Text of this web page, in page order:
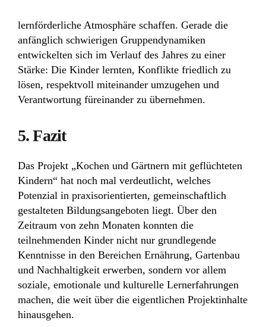
lernförderliche Atmosphäre schaffen. Gerade die
anfänglich schwierigen Gruppendynamiken
entwickelten sich im Verlauf des Jahres zu einer
Stärke: Die Kinder lernten, Konflikte friedlich zu
lösen, respektvoll miteinander umzugehen und
Verantwortung füreinander zu übernehmen.
5. Fazit
Das Projekt „Kochen und Gärtnern mit geflüchteten
Kindern“ hat noch mal verdeutlicht, welches
Potenzial in praxisorientierten, gemeinschaftlich
gestalteten Bildungsangeboten liegt. Über den
Zeitraum von zehn Monaten konnten die
teilnehmenden Kinder nicht nur grundlegende
Kenntnisse in den Bereichen Ernährung, Gartenbau
und Nachhaltigkeit erwerben, sondern vor allem
soziale, emotionale und kulturelle Lernerfahrungen
machen, die weit über die eigentlichen Projektinhalte
hinausgehen.